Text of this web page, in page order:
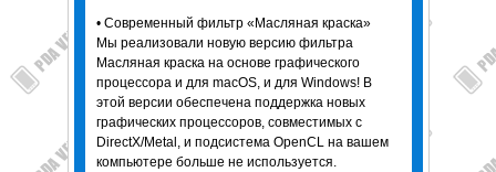
• Современный фильтр «Масляная краска»
Мы реализовали новую версию фильтра
Масляная краска на основе графического
процессора и для macOS, и для Windows! В
этой версии обеспечена поддержка новых
графических процессоров, совместимых с
DirectX/Metal, и подсистема OpenCL на вашем
компьютере больше не используется.